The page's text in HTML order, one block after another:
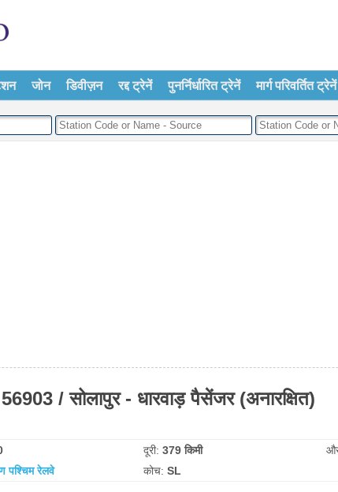
जोन डिवीज़न रद्द ट्रेनें पुनर्निर्धारित ट्रेनें मार्ग परिवर्तित ट्रेनें
56903 / सोलापुर - धारवाड़ पैसेंजर (अनारक्षित)
दूरी: 379 किमी
पश्चिम रेलवे कोच: SL